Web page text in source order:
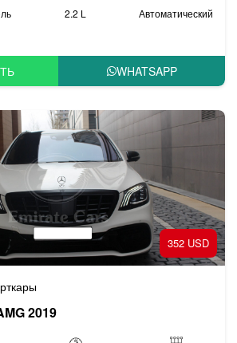
2.2 L Автоматический
WHATSAPP
352 USD
2019